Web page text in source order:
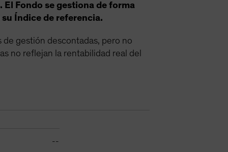
Fondo se gestiona de forma
Índice de referencia.
gestión descontadas, pero no
no reflejan la rentabilidad real del
--